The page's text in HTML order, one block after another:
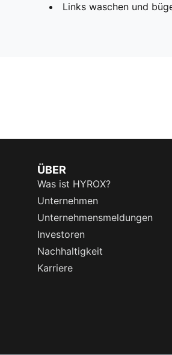
Links waschen und
ÜBER
Was ist HYROX?
Unternehmen
Unternehmensmeldungen
Investoren
Nachhaltigkeit
Karriere